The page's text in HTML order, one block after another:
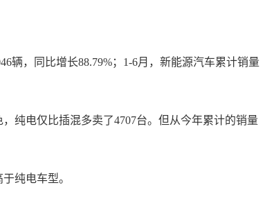
辆，同比增长88.79%；1-6月，新能源汽车累计销量
纯电仅比插混多卖了4707台。但从今年累计的销量
纯电车型。